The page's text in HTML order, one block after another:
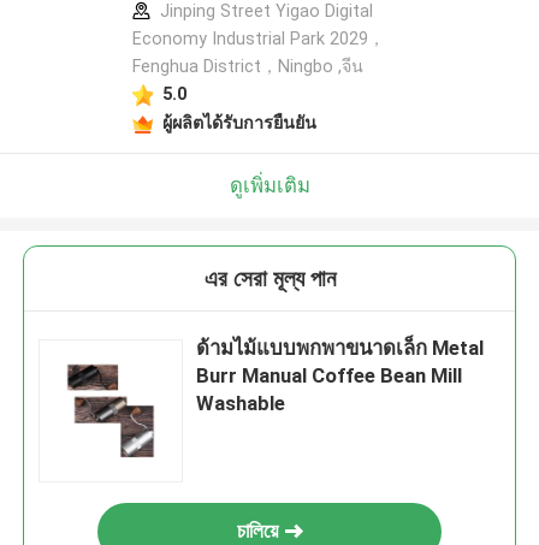
Jinping Street Yigao Digital
Economy Industrial Park 2029，
Fenghua District，Ningbo ,จีน
5.0
ผู้ผลิตได้รับการยืนยัน
ดูเพิ่มเติม
এর সেরা মূল্য পান
ด้ามไม้แบบพกพาขนาดเล็ก Metal
Burr Manual Coffee Bean Mill
Washable
চালিয়ে